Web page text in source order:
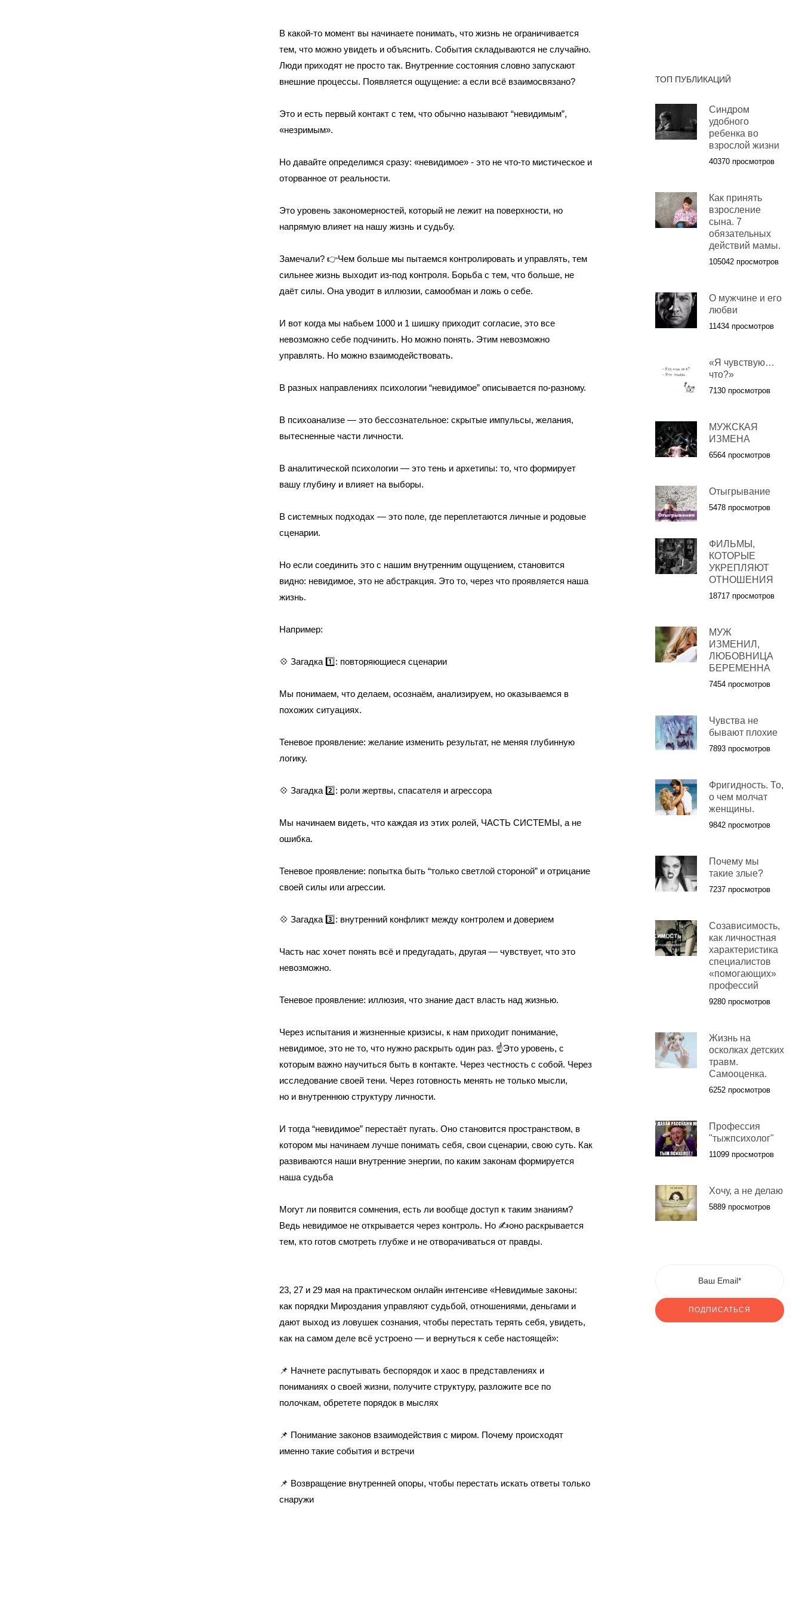
В какой-то момент вы начинаете понимать, что жизнь не ограничивается
тем, что можно увидеть и объяснить. События складываются не случайно.
Люди приходят не просто так. Внутренние состояния словно запускают
внешние процессы. Появляется ощущение: а если всё взаимосвязано?
Это и есть первый контакт с тем, что обычно называют “невидимым”,
«незримым».
Но давайте определимся сразу: «невидимое» - это не что-то мистическое и
оторванное от реальности.
Это уровень закономерностей, который не лежит на поверхности, но
напрямую влияет на нашу жизнь и судьбу.
Замечали? 👉Чем больше мы пытаемся контролировать и управлять, тем
сильнее жизнь выходит из-под контроля. Борьба с тем, что больше, не
даёт силы. Она уводит в иллюзии, самообман и ложь о себе.
И вот когда мы набьем 1000 и 1 шишку приходит согласие, это все
невозможно себе подчинить. Но можно понять. Этим невозможно
управлять. Но можно взаимодействовать.
В разных направлениях психологии “невидимое” описывается по-разному.
В психоанализе — это бессознательное: скрытые импульсы, желания,
вытесненные части личности.
В аналитической психологии — это тень и архетипы: то, что формирует
вашу глубину и влияет на выборы.
В системных подходах — это поле, где переплетаются личные и родовые
сценарии.
Но если соединить это с нашим внутренним ощущением, становится
видно: невидимое, это не абстракция. Это то, через что проявляется наша
жизнь.
Например:
💠 Загадка 1️⃣ : повторяющиеся сценарии
Мы понимаем, что делаем, осознаём, анализируем, но оказываемся в
похожих ситуациях.
Теневое проявление: желание изменить результат, не меняя глубинную
логику.
💠 Загадка 2️⃣ : роли жертвы, спасателя и агрессора
Мы начинаем видеть, что каждая из этих ролей, ЧАСТЬ СИСТЕМЫ, а не
ошибка.
Теневое проявление: попытка быть “только светлой стороной” и отрицание
своей силы или агрессии.
💠 Загадка 3️⃣ : внутренний конфликт между контролем и доверием
Часть нас хочет понять всё и предугадать, другая — чувствует, что это
невозможно.
Теневое проявление: иллюзия, что знание даст власть над жизнью.
Через испытания и жизненные кризисы, к нам приходит понимание,
невидимое, это не то, что нужно раскрыть один раз. ☝️Это уровень, с
которым важно научиться быть в контакте. Через честность с собой. Через
исследование своей тени. Через готовность менять не только мысли,
но и внутреннюю структуру личности.
И тогда “невидимое” перестаёт пугать. Оно становится пространством, в
котором мы начинаем лучше понимать себя, свои сценарии, свою суть. Как
развиваются наши внутренние энергии, по каким законам формируется
наша судьба
Могут ли появится сомнения, есть ли вообще доступ к таким знаниям?
Ведь невидимое не открывается через контроль. Но ✍️оно раскрывается
тем, кто готов смотреть глубже и не отворачиваться от правды.
23, 27 и 29 мая на практическом онлайн интенсиве «Невидимые законы:
как порядки Мироздания управляют судьбой, отношениями, деньгами и
дают выход из ловушек сознания, чтобы перестать терять себя, увидеть,
как на самом деле всё устроено — и вернуться к себе настоящей»:
📌 Начнете распутывать беспорядок и хаос в представлениях и
пониманиях о своей жизни, получите структуру, разложите все по
полочкам, обретете порядок в мыслях
📌 Понимание законов взаимодействия с миром. Почему происходят
именно такие события и встречи
📌 Возвращение внутренней опоры, чтобы перестать искать ответы только
снаружи
ТОП ПУБЛИКАЦИЙ
Синдром
удобного
ребенка во
взрослой жизни
40370 просмотров
Как принять
взросление
сына. 7
обязательных
действий мамы.
105042 просмотров
О мужчине и его
любви
11434 просмотров
«Я чувствую…
что?»
7130 просмотров
МУЖСКАЯ
ИЗМЕНА
6564 просмотров
Отыгрывание
5478 просмотров
ФИЛЬМЫ,
КОТОРЫЕ
УКРЕПЛЯЮТ
ОТНОШЕНИЯ
18717 просмотров
МУЖ
ИЗМЕНИЛ,
ЛЮБОВНИЦА
БЕРЕМЕННА
7454 просмотров
Чувства не
бывают плохие
7893 просмотров
Фригидность. То,
о чем молчат
женщины.
9842 просмотров
Почему мы
такие злые?
7237 просмотров
Созависимость,
как личностная
характеристика
специалистов
«помогающих»
профессий
9280 просмотров
Жизнь на
осколках детских
травм.
Самооценка.
6252 просмотров
Профессия
"тыжпсихолог"
11099 просмотров
Хочу, а не делаю
5889 просмотров
ПОДПИСАТЬСЯ